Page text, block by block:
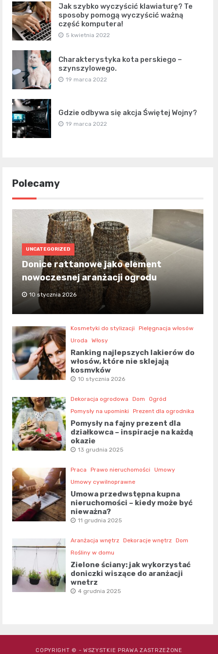
Jak szybko wyczyścić klawiaturę? Te
sposoby pomogą wyczyścić ważną
część komputera!
5 kwietnia 2022
Charakterystyka kota perskiego –
szynszylowego.
19 marca 2022
Gdzie odbywa się akcja Świętej Wojny?
19 marca 2022
Polecamy
UNCATEGORIZED
Donice rattanowe jako element
nowoczesnej aranżacji ogrodu
10 stycznia 2026
Kosmetyki do stylizacji
Pielęgnacja włosów
Uroda
Włosy
Ranking najlepszych lakierów do
włosów, które nie sklejają
kosmyków
10 stycznia 2026
Dekoracja ogrodowa Dom
Ogród
Pomysły na upominki
Prezent dla ogrodnika
Pomysły na fajny prezent dla
działkowca – inspiracje na każdą
okazję
13 grudnia 2025
Praca Prawo nieruchomości
Umowy
Umowy cywilnoprawne
Umowa przedwstępna kupna
nieruchomości – kiedy może być
nieważna?
11 grudnia 2025
Aranżacja wnętrz Dekoracje wnętrz Dom
Rośliny w domu
Zielone ściany: jak wykorzystać
doniczki wiszące do aranżacji
wnętrz
4 grudnia 2025
COPYRIGHT © - WSZYSTKIE PRAWA ZASTRZEŻONE